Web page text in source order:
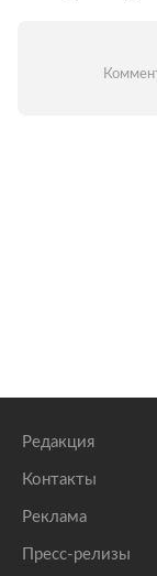
Редакция
Контакты
Реклама
Пресс-релизы